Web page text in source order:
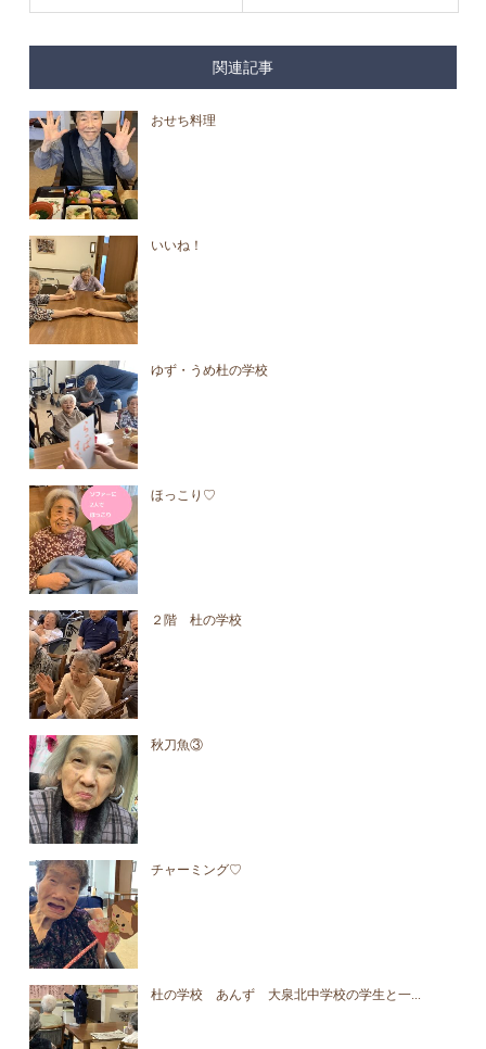
関連記事
おせち料理
いいね！
ゆず・うめ杜の学校
ほっこり♡
２階 杜の学校
秋刀魚③
チャーミング♡
杜の学校 あんず 大泉北中学校の学生と一...